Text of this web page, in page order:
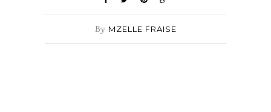
By MZELLE FRAISE